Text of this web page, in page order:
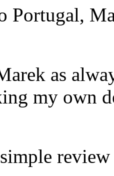
Portugal,
as
my own
review